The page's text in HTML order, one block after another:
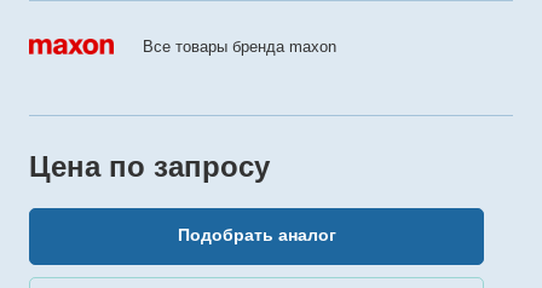
Все товары бренда maxon
Цена по запросу
Подобрать аналог